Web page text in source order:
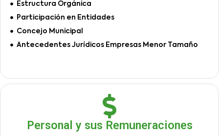
Estructura Orgánica
Participación en Entidades
Concejo Municipal
Antecedentes Jurídicos Empresas Menor Tamaño
Personal y sus Remuneraciones